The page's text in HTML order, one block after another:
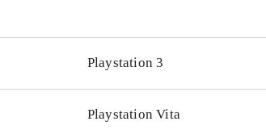
Playstation 3
Playstation Vita